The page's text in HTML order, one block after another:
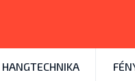
HANGTECHNIKA